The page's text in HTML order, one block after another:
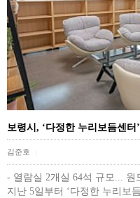
보령시, ‘다정한 누리보듬센
김준호
- 열람실 2개실 64석 규모... 원
지난 5일부터 ‘다정한 누리보